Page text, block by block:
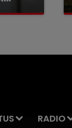
RADIO